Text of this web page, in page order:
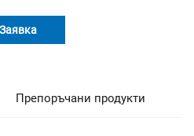
Заявка
Препоръчани продукти